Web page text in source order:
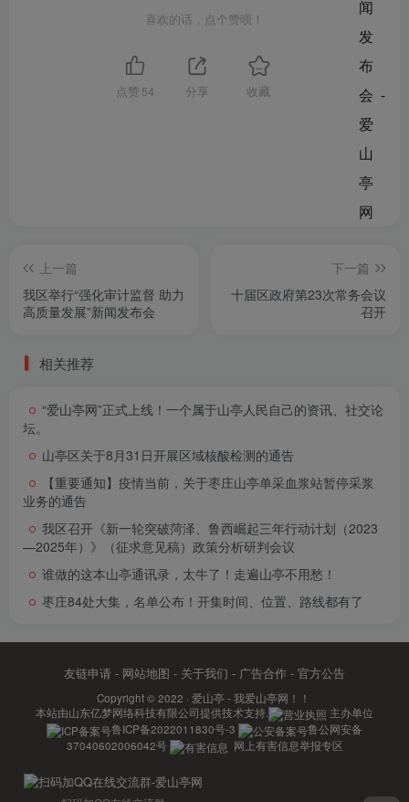
喜欢的话，点个赞呗！
点赞 54 分享 收藏
上一篇
我区举行“强化审计监督 助力
高质量发展”新闻发布会
下一篇
十届区政府第23次常务会议
召开
相关推荐
“爱山亭网”正式上线！一个属于山亭人民自己的资讯、社交论
坛。
山亭区关于8月31日开展区域核酸检测的通告
【重要通知】疫情当前，关于枣庄山亭单采血浆站暂停采浆
业务的通告
我区召开《新一轮突破菏泽、鲁西崛起三年行动计划（2023
—2025年）》（征求意见稿）政策分析研判会议
谁做的这本山亭通讯录，太牛了！走遍山亭不用愁！
枣庄84处大集，名单公布！开集时间、位置、路线都有了
友链申请 - 网站地图 - 关于我们 - 广告合作 - 官方公告
Copyright © 2022 · 爱山亭 - 我爱山亭网！！
本站由山东亿梦网络科技有限公司提供技术支持.
主办单位
鲁ICP备2022011830号-3
鲁公网安备
37040602006042号
网上有害信息举报专区